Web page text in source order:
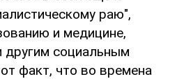
раю",
и медицине,
другим социальным
факт, что во времена